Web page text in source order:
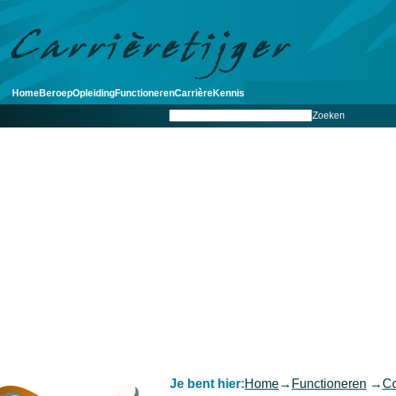
HomeBeroepOpleidingFunctionerenCarrièreKennis
Zoeken
Je bent hier:Home→ Functioneren →